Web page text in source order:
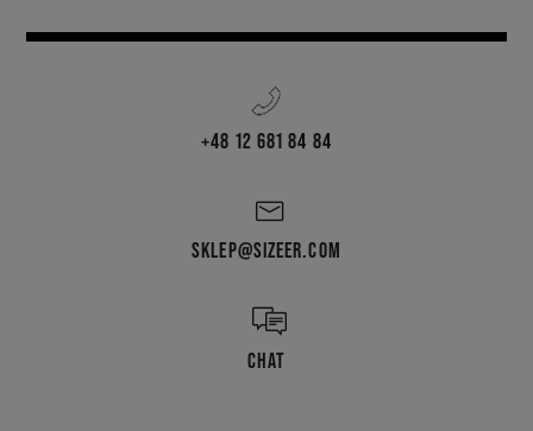
+48 12 681 84 84
SKLEP@SIZEER.COM
CHAT